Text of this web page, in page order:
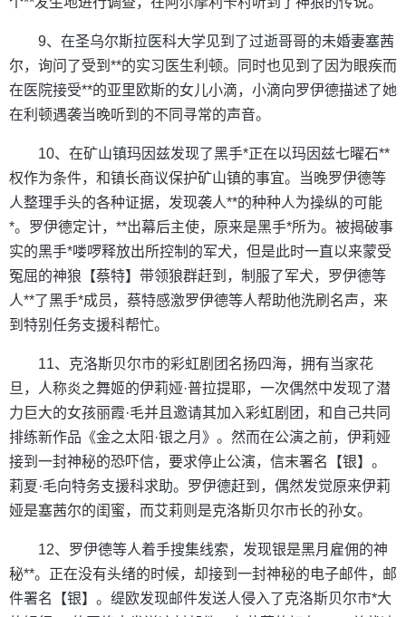
9、在圣乌尔斯拉医科大学见到了过逝哥哥的未婚妻塞茜
尔，询问了受到**的实习医生利顿。同时也见到了因为眼疾而
在医院接受**的亚里欧斯的女儿小滴，小滴向罗伊德描述了她
在利顿遇袭当晚听到的不同寻常的声音。
10、在矿山镇玛因兹发现了黑手*正在以玛因兹七曜石**
权作为条件，和镇长商议保护矿山镇的事宜。当晚罗伊德等
人整理手头的各种证据，发现袭人**的种种人为操纵的可能
*。罗伊德定计，**出幕后主使，原来是黑手*所为。被揭破事
实的黑手*喽啰释放出所控制的军犬，但是此时一直以来蒙受
冤屈的神狼【蔡特】带领狼群赶到，制服了军犬，罗伊德等
人**了黑手*成员，蔡特感激罗伊德等人帮助他洗刷名声，来
到特别任务支援科帮忙。
11、克洛斯贝尔市的彩虹剧团名扬四海，拥有当家花
旦，人称炎之舞姬的伊莉娅·普拉提耶，一次偶然中发现了潜
力巨大的女孩丽霞·毛并且邀请其加入彩虹剧团，和自己共同
排练新作品《金之太阳·银之月》。然而在公演之前，伊莉娅
接到一封神秘的恐吓信，要求停止公演，信末署名【银】。
莉夏·毛向特务支援科求助。罗伊德赶到，偶然发觉原来伊莉
娅是塞茜尔的闺蜜，而艾莉则是克洛斯贝尔市长的孙女。
12、罗伊德等人着手搜集线索，发现银是黑月雇佣的神
秘**。正在没有头绪的时候，却接到一封神秘的电子邮件，邮
件署名【银】。缇欧发现邮件发送人侵入了克洛斯贝尔市*大